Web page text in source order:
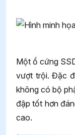
Một ổ cứng
vượt trội. Đặc
không có bộ
đập tốt hơn
cao.